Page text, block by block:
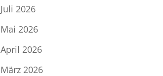
Juli 2026
Mai 2026
April 2026
März 2026